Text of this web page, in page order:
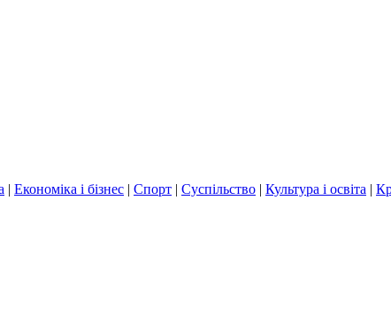
| Економіка і бізнес | Спорт | Суспільство | Культура і освіта |